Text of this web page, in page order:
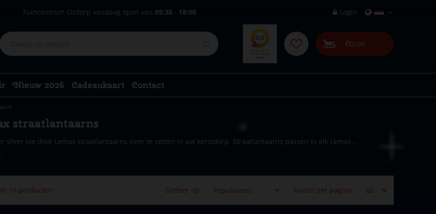
Tuincentrum Osdorp vandaag open van 09:30 - 18:00 Login
€0,00
Nieuw 2026 Cadeaukaart Contact
straatlantaarns
sfeer toe door Lemax straatlantaarns neer te zetten in uw kerstdorp. Straatlantaarns passen in elk Lemax...
16 producten Aantal per pagina
Sorteer op